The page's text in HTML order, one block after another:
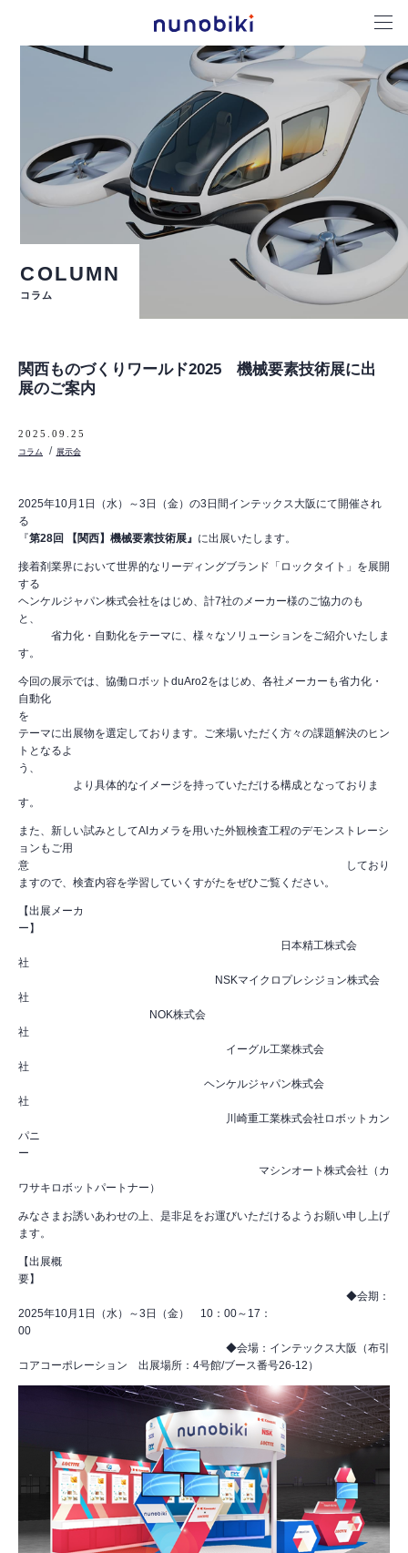
COLUMN
コラム
関西ものづくりワールド2025 機械要素技術展に出
展のご案内
2025.09.25
コラム 展示会
2025年10月1日（水）～3日（金）の3日間インテックス大阪にて開催され
る
『第28回 【関西】機械要素技術展』 に出展いたします。
接着剤業界において世界的なリーディングブランド「ロックタイト」を展開
する
ヘンケルジャパン株式会社をはじめ、計7社のメーカー様のご協力のも
と、
省力化・自動化をテーマに、様々なソリューションをご紹介いたしま
す。
今回の展示では、協働ロボットduAro2をはじめ、各社メーカーも省力化・
自動化
を
テーマに出展物を選定しております。ご来場いただく方々の課題解決のヒン
トとなるよ
う、
より具体的なイメージを持っていただける構成となっておりま
す。
また、新しい試みとしてAIカメラを用いた外観検査工程のデモンストレーシ
ョンもご用
意 しており
ますので、検査内容を学習していくすがたをぜひご覧ください。
【出展メーカ
ー】
日本精工株式会
社
NSKマイクロプレシジョン株式会
社
NOK株式会
社
イーグル工業株式会
社
ヘンケルジャパン株式会
社
川崎重工業株式会社ロボットカン
パニ
ー
マシンオート株式会社（カ
ワサキロボットパートナー）
みなさまお誘いあわせの上、是非足をお運びいただけるようお願い申し上げ
ます。
【出展概
要】
◆会期：
2025年10月1日（水）～3日（金） 10：00～17：
00
◆会場：インテックス大阪（布引
コアコーポレーション 出展場所：4号館/ブース番号26-12）